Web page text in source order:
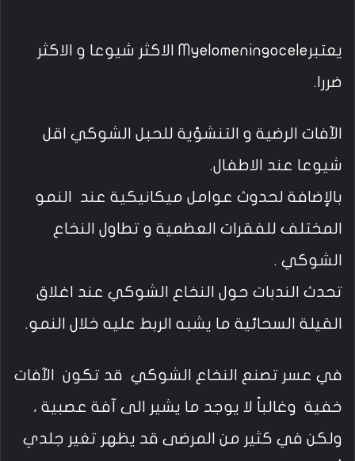
يعتبرMyelomeningocele الاكثر شيوعا و الاكثر
ضررا.
الآفات الرضية و التنشؤية للحبل الشوكي اقل
شيوعا عند الاطفال.
بالإضافة لحدوث عوامل ميكانيكية عند النمو
المختلف للفقرات العظمية و تطاول النخاع
الشوكي .
تحدث الندبات حول النخاع الشوكي عند اغلاق
القيلة السحائية ما يشبه الربط عليه خلال النمو.
في عسر تصنع النخاع الشوكي قد تكون الآفات
خفية وغالباً لا يوجد ما يشير الى آفة عصبية ،
ولكن في كثير من المرضى قد يظهر تغير جلدي